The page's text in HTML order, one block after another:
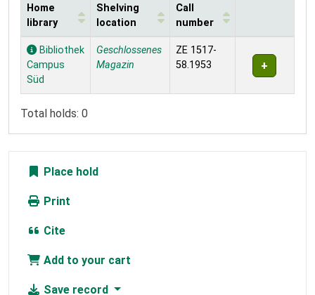
Holdings
Home
library
Shelving
location
Call
number
Bibliothek
Campus
Süd
Geschlossenes
Magazin
ZE 1517-
58.1953
Total holds: 0
Place hold
Print
Cite
Add to your cart
Save record